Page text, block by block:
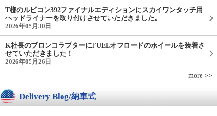
T様のルビコン392ファイナルエディションにスカイワンタッチ用
ヘッドライナーを取り付けさせていただきました。
2026年05月30日
K社長のブロンコラプターにFUELオフロードのホイールを装着さ
せていただきました！
2026年05月26日
more >>
Delivery Blog/納車式